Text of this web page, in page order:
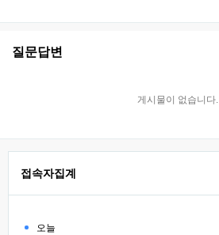
질문답변
게시물이 없습니다.
접속자집계
오늘